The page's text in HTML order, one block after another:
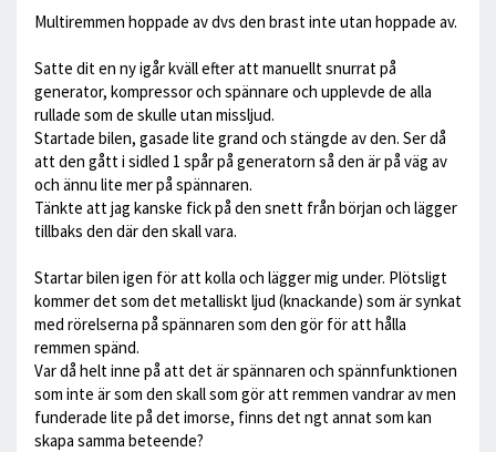
Multiremmen hoppade av dvs den brast inte utan hoppade av.
Satte dit en ny igår kväll efter att manuellt snurrat på
generator, kompressor och spännare och upplevde de alla
rullade som de skulle utan missljud.
Startade bilen, gasade lite grand och stängde av den. Ser då
att den gått i sidled 1 spår på generatorn så den är på väg av
och ännu lite mer på spännaren.
Tänkte att jag kanske fick på den snett från början och lägger
tillbaks den där den skall vara.
Startar bilen igen för att kolla och lägger mig under. Plötsligt
kommer det som det metalliskt ljud (knackande) som är synkat
med rörelserna på spännaren som den gör för att hålla
remmen spänd.
Var då helt inne på att det är spännaren och spännfunktionen
som inte är som den skall som gör att remmen vandrar av men
funderade lite på det imorse, finns det ngt annat som kan
skapa samma beteende?